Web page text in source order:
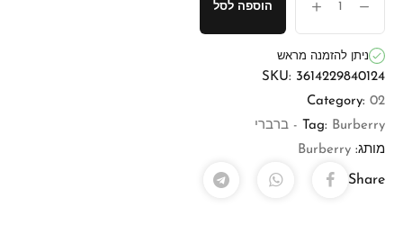
הוספה לסל
ניתן להזמנה מראש
SKU: 3614229840124
Category: 02
Tag: Burberry - ברברי
מותג: Burberry
Share